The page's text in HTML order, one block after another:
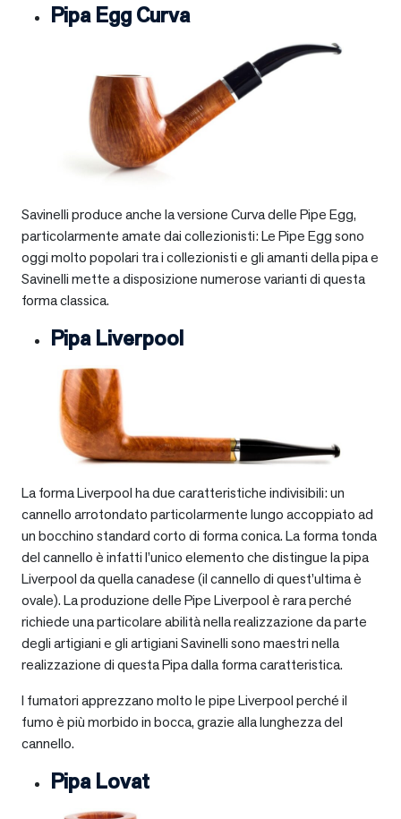
Pipa Egg Curva
Savinelli produce anche la versione Curva delle Pipe Egg,
particolarmente amate dai collezionisti: Le Pipe Egg sono
oggi molto popolari tra i collezionisti e gli amanti della pipa e
Savinelli mette a disposizione numerose varianti di questa
forma classica.
Pipa Liverpool
La forma Liverpool ha due caratteristiche indivisibili: un
cannello arrotondato particolarmente lungo accoppiato ad
un bocchino standard corto di forma conica. La forma tonda
del cannello è infatti l’unico elemento che distingue la pipa
Liverpool da quella canadese (il cannello di quest’ultima è
ovale). La produzione delle Pipe Liverpool è rara perché
richiede una particolare abilità nella realizzazione da parte
degli artigiani e gli artigiani Savinelli sono maestri nella
realizzazione di questa Pipa dalla forma caratteristica.
I fumatori apprezzano molto le pipe Liverpool perché il
fumo è più morbido in bocca, grazie alla lunghezza del
cannello.
Pipa Lovat